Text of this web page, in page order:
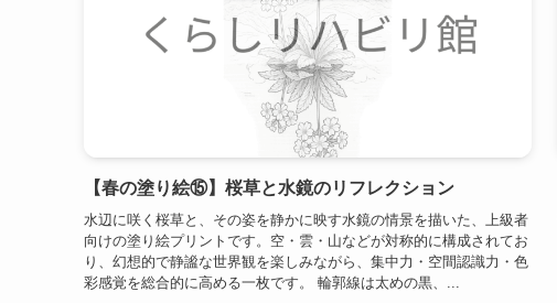
【春の塗り絵⑮】桜草と水鏡のリフレクション
水辺に咲く桜草と、その姿を静かに映す水鏡の情景を描いた、上級者
向けの塗り絵プリントです。空・雲・山などが対称的に構成されてお
り、幻想的で静謐な世界観を楽しみながら、集中力・空間認識力・色
彩感覚を総合的に高める一枚です。 輪郭線は太めの黒、...